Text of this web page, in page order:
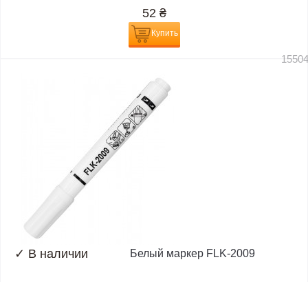
52 ₴
Купить
✓ В наличии Белый маркер FLK-2009